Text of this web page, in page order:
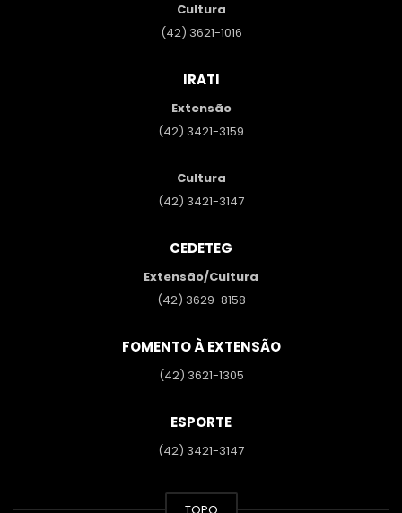
Cultura
(42) 3621-1016
IRATI
Extensão
(42) 3421-3159
Cultura
(42) 3421-3147
CEDETEG
Extensão/Cultura
(42) 3629-8158
FOMENTO À EXTENSÃO
(42) 3621-1305
ESPORTE
(42) 3421-3147